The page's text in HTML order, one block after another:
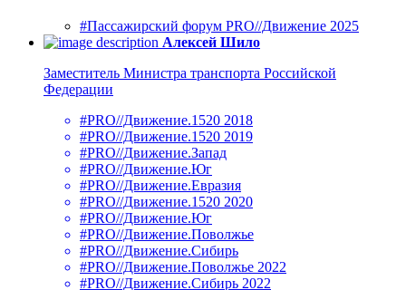
#Пассажирский форум PRO//Движение 2025
Алексей Шило
Заместитель Министра транспорта Российской
Федерации
#PRO//Движение.1520 2018
#PRO//Движение.1520 2019
#PRO//Движение.Запад
#PRO//Движение.Юг
#PRO//Движение.Евразия
#PRO//Движение.1520 2020
#PRO//Движение.Юг
#PRO//Движение.Поволжье
#PRO//Движение.Сибирь
#PRO//Движение.Поволжье 2022
#PRO//Движение.Сибирь 2022